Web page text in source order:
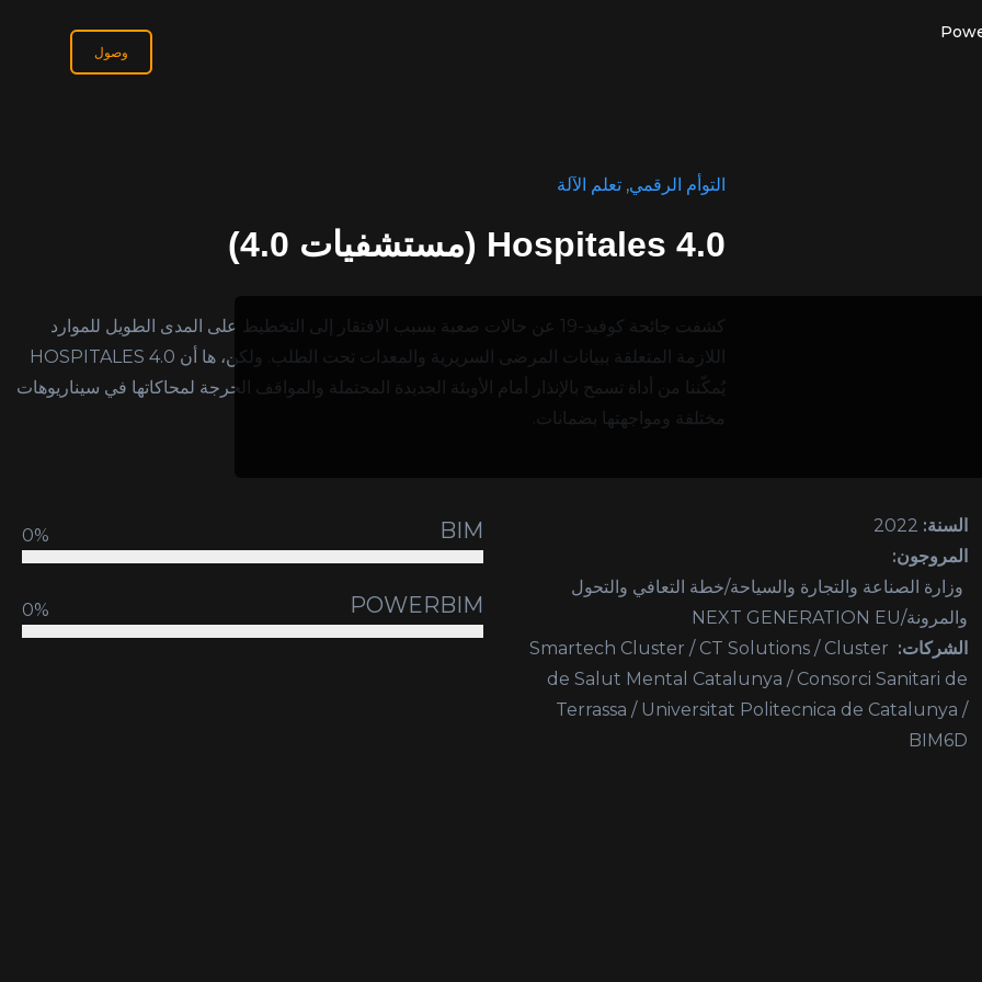
وصول
التوأم الرقمي, تعلم الآلة
Hospitales 4.0 (مستشفيات 4.0)
كشفت جائحة كوفيد-19 عن حالات صعبة بسبب الافتقار إلى التخطيط على المدى الطويل للموارد
اللازمة المتعلقة ببيانات المرضى السريرية والمعدات تحت الطلب. ولكن، ها أن HOSPITALES 4.0
يُمكّننا من أداة تسمح بالإنذار أمام الأوبئة الجديدة المحتملة والمواقف الحرجة لمحاكاتها في سيناريوهات
مختلفة ومواجهتها بضمانات.
السنة:
المروجون:
وزارة الصناعة والتجارة والسياحة/خطة التعافي والتحول
والمرونة/NEXT GENERATION EU
الشركات: Smartech Cluster / CT Solutions / Cluster
de Salut Mental Catalunya / Consorci Sanitari de
Terrassa / Universitat Politecnica de Catalunya /
BIM6D
BIM
0%
POWERBIM
0%